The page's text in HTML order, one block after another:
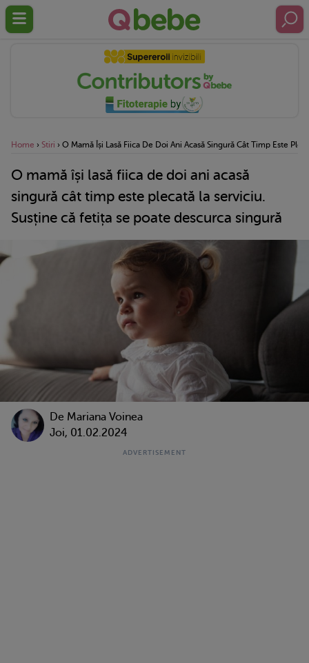
Home › Stiri › O Mamă Își Lasă Fiica De Doi Ani Acasă Singură Cât Timp Este
O mamă își lasă fiica de doi ani acasă
singură cât timp este plecată la serviciu.
Susține că fetița se poate descurca singură
De Mariana Voinea
Joi, 01.02.2024